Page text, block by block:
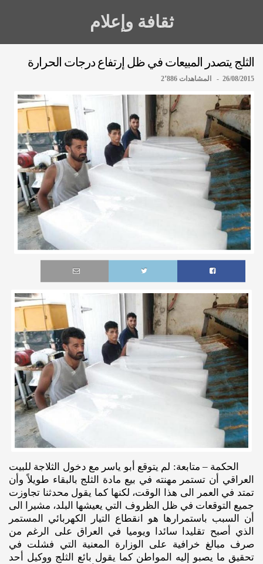
ثقافة وإعلام
الثلج يتصدر المبيعات في ظل إرتفاع درجات الحرارة
26/08/2015 - المشاهدات 2٬886
الحكمة – متابعة: لم يتوقع أبو ياسر مع دخول الثلاجة للبيت
العراقي أن تستمر مهنته في بيع مادة الثلج بالبقاء طويلاً وأن
تمتد في العمر الى هذا الوقت، لكنها كما يقول محدثنا تجاوزت
جميع التوقعات في ظل الظروف التي يعيشها البلد، مشيرا الى
أن السبب باستمرارها هو انقطاع التيار الكهربائي المستمر
الذي أصبح تقليدا سائدا ويوميا في العراق على الرغم من
صرف مبالغ خرافية على الوزارة المعنية التي فشلت في
تحقيق ما يصبو إليه المواطن كما يقول بائع الثلج ووكيل أحد